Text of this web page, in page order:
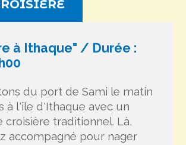
à Ithaque" / Durée :
du port de Sami le matin
à l'île d'Ithaque avec un
croisière traditionnel. Là,
accompagné pour nager